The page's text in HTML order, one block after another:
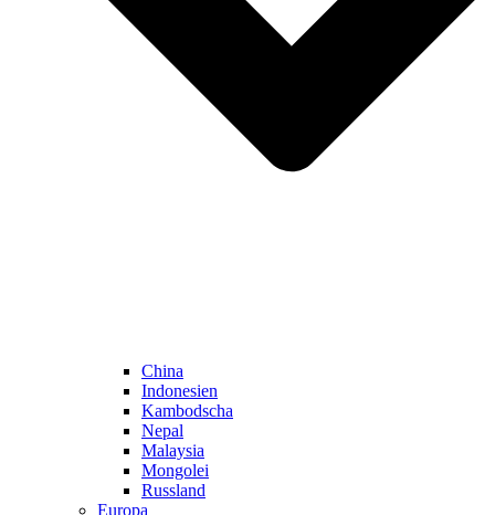
China
Indonesien
Kambodscha
Nepal
Malaysia
Mongolei
Russland
Europa